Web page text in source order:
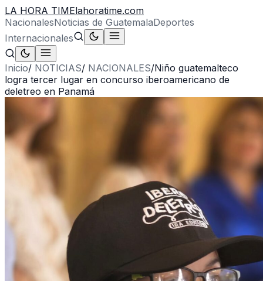
LA HORA TIMElahoratime.com
NacionalesNoticias de GuatemalaDeportes
Internacionales
Inicio/ NOTICIAS/ NACIONALES/Niño guatemalteco
logra tercer lugar en concurso iberoamericano de
deletreo en Panamá